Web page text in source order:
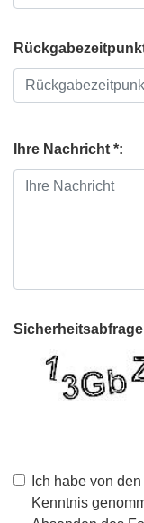
Ihre Nachricht *:
Ich habe von den
Kenntnis